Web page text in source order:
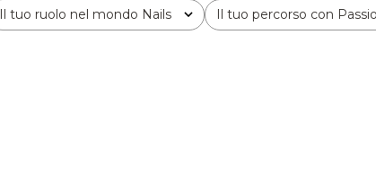
Il tuo ruolo nel mondo Nails
Tutto Il tuo percorso con
Tutto